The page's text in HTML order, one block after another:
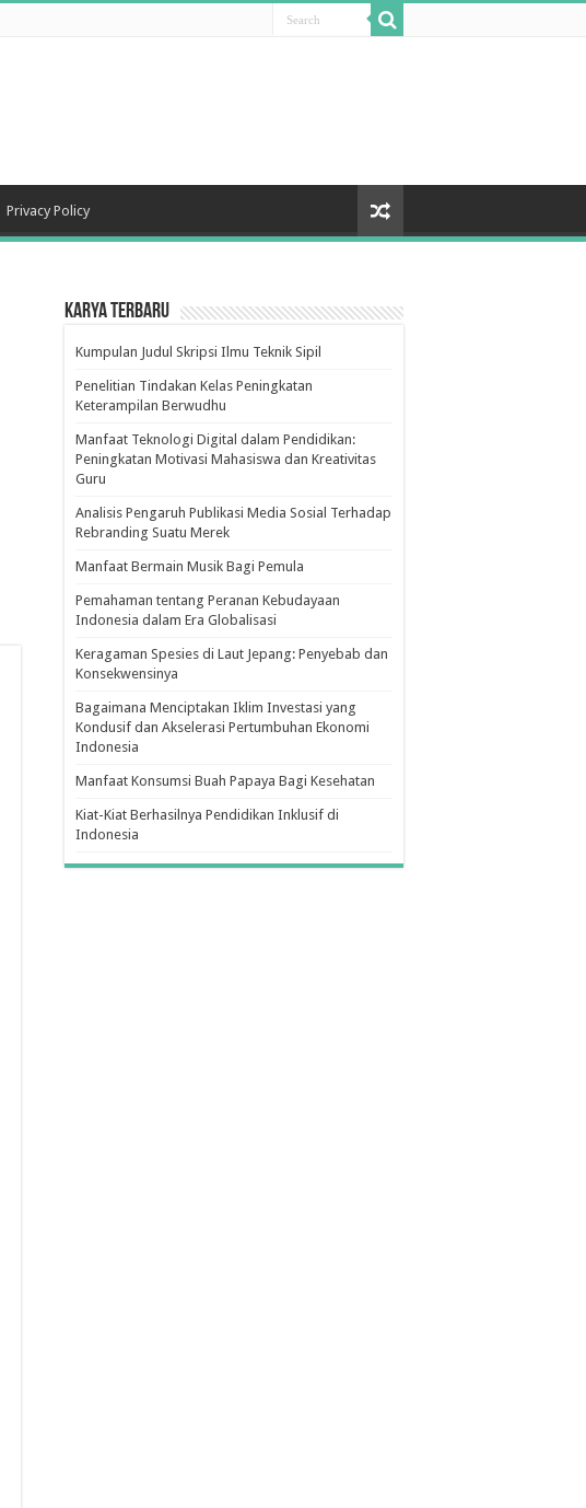
Privacy Policy
Karya Terbaru
Kumpulan Judul Skripsi Ilmu Teknik Sipil
Penelitian Tindakan Kelas Peningkatan
Keterampilan Berwudhu
Manfaat Teknologi Digital dalam Pendidikan:
Peningkatan Motivasi Mahasiswa dan Kreativitas
Guru
Analisis Pengaruh Publikasi Media Sosial Terhadap
Rebranding Suatu Merek
Manfaat Bermain Musik Bagi Pemula
Pemahaman tentang Peranan Kebudayaan
Indonesia dalam Era Globalisasi
Keragaman Spesies di Laut Jepang: Penyebab dan
Konsekwensinya
Bagaimana Menciptakan Iklim Investasi yang
Kondusif dan Akselerasi Pertumbuhan Ekonomi
Indonesia
Manfaat Konsumsi Buah Papaya Bagi Kesehatan
Kiat-Kiat Berhasilnya Pendidikan Inklusif di
Indonesia